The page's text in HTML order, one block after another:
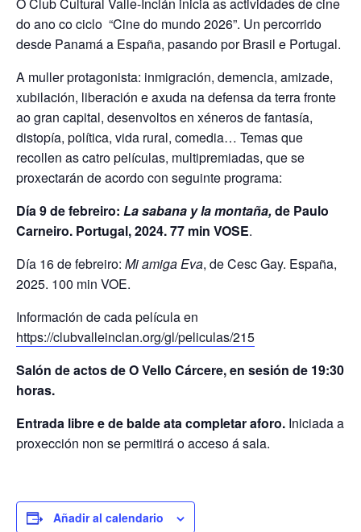
do ano co ciclo “Cine do mundo 2026”. Un percorrido
desde Panamá a España, pasando por Brasil e Portugal.
A muller protagonista: inmigración, demencia, amizade,
xubilación, liberación e axuda na defensa da terra fronte
ao gran capital, desenvoltos en xéneros de fantasía,
distopía, política, vida rural, comedia… Temas que
recollen as catro películas, multipremiadas, que se
proxectarán de acordo con seguinte programa:
Día 9 de febreiro: La sabana y la montaña,de Paulo
Carneiro. Portugal, 2024. 77 min VOSE.
Día 16 de febreiro: Mi amiga Eva, de Cesc Gay. España,
2025. 100 min VOE.
Información de cada película en
https://clubvalleinclan.org/gl/peliculas/215
Salón de actos de O Vello Cárcere, en sesión de 19:30
horas.
Entrada libre e de balde ata completar aforo. Iniciada a
proxección non se permitirá o acceso á sala.
Añadir al calendario